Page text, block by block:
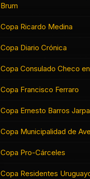
Brum
Copa Ricardo Medina
Copa Diario Crónica
Copa Consulado Checo
Copa Francisco Ferraro
Copa Ernesto Barros Jarpa
Copa Municipalidad de
Copa Pro-Cárceles
Copa Residentes